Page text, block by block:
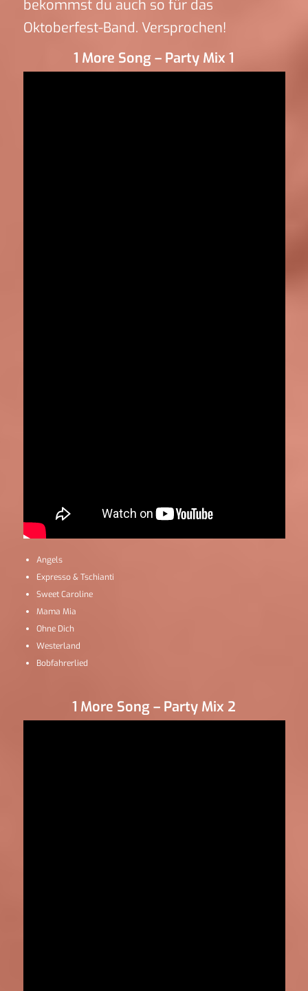
bekommst du auch so für das
Oktoberfest-Band. Versprochen!
1 More Song – Party Mix 1
Angels
Expresso & Tschianti
Sweet Caroline
Mama Mia
Ohne Dich
Westerland
Bobfahrerlied
1 More Song – Party Mix 2